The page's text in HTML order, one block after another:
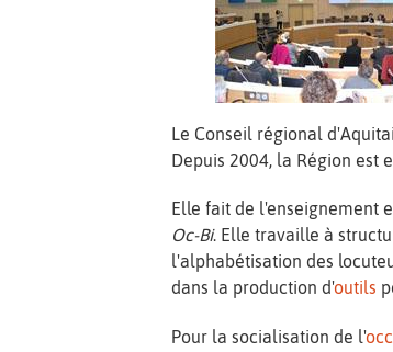
Le Conseil régional
Depuis 2004, la Région est
Elle fait de l'enseignement
Oc-Bi. Elle travaille à
l'alphabétisation des
dans la production d'outils
Pour la socialisation de l'